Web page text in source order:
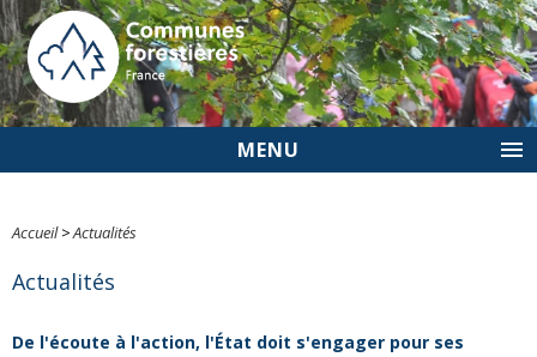
MENU
Accueil>Actualités
Actualités
De l'écoute à l'action, l'État doit s'engager pour ses